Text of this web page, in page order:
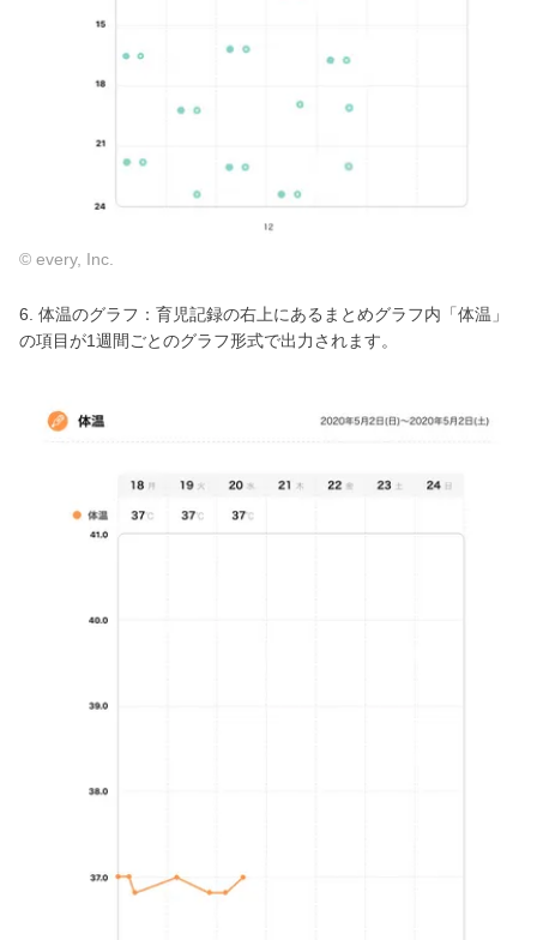
© every, Inc.
6. 体温のグラフ：育児記録の右上にあるまとめグラフ内「体温」
の項目が1週間ごとのグラフ形式で出力されます。